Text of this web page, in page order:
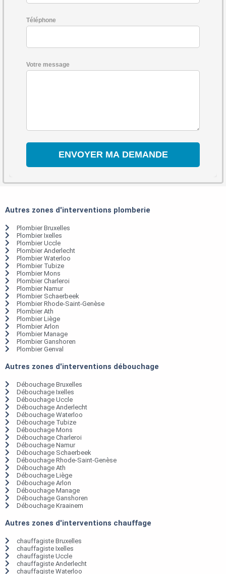
Téléphone
Votre message
Autres zones d'interventions plomberie
Plombier Bruxelles
Plombier Ixelles
Plombier Uccle
Plombier Anderlecht
Plombier Waterloo
Plombier Tubize
Plombier Mons
Plombier Charleroi
Plombier Namur
Plombier Schaerbeek
Plombier Rhode-Saint-Genèse
Plombier Ath
Plombier Liège
Plombier Arlon
Plombier Manage
Plombier Ganshoren
Plombier Genval
Autres zones d'interventions débouchage
Débouchage Bruxelles
Débouchage Ixelles
Débouchage Uccle
Débouchage Anderlecht
Débouchage Waterloo
Débouchage Tubize
Débouchage Mons
Débouchage Charleroi
Débouchage Namur
Débouchage Schaerbeek
Débouchage Rhode-Saint-Genèse
Débouchage Ath
Débouchage Liège
Débouchage Arlon
Débouchage Manage
Débouchage Ganshoren
Débouchage Kraainem
Autres zones d'interventions chauffage
chauffagiste Bruxelles
chauffagiste Ixelles
chauffagiste Uccle
chauffagiste Anderlecht
chauffagiste Waterloo